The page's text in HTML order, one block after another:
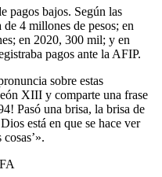
pagos bajos. Según las
4 millones de pesos; en
en 2020, 300 mil; y en
pagos ante la AFIP.
sobre estas
XIII y comparte una frase
Pasó una brisa, la brisa de
está en que se hace ver